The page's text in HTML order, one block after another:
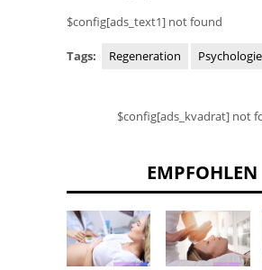
$config[ads_text1] not found
Tags: Regeneration Psychologie
$config[ads_kvadrat] not
EMPFOHLEN